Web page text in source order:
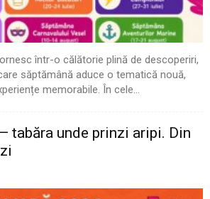
într-o călătorie plină de descoperiri,
săptămână aduce o tematică nouă,
memorabile. În cele...
tabăra unde prinzi aripi. Din